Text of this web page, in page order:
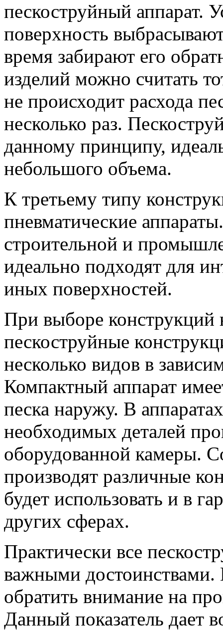
пескоструйный аппарат.
поверхность
время забирают его
изделий можно считать
не происходит расхода
несколько раз.
данному принципу,
небольшого объема.
К третьему типу
пневматические
строительной и
идеально подходят для
иных поверхностей.
При выборе конструкций
пескоструйные
несколько видов в
Компактный аппарат
песка наружу. В
необходимых деталей
оборудованной камеры.
производят различные
будет использовать и в
других сферах.
Практически все
важными достоинствами.
обратить внимание на
Данный показатель дает